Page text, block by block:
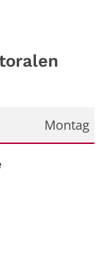
Montag